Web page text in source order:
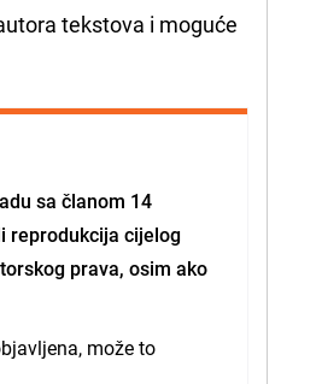
tekstova i moguće
sa članom 14
reprodukcija cijelog
prava, osim ako
može to